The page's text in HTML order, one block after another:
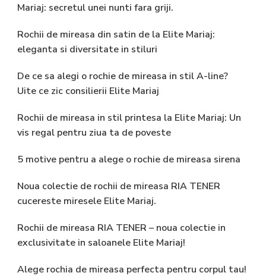
Mariaj: secretul unei nunti fara griji.
Rochii de mireasa din satin de la Elite Mariaj:
eleganta si diversitate in stiluri
De ce sa alegi o rochie de mireasa in stil A-line?
Uite ce zic consilierii Elite Mariaj
Rochii de mireasa in stil printesa la Elite Mariaj: Un
vis regal pentru ziua ta de poveste
5 motive pentru a alege o rochie de mireasa sirena
Noua colectie de rochii de mireasa RIA TENER
cucereste miresele Elite Mariaj.
Rochii de mireasa RIA TENER – noua colectie in
exclusivitate in saloanele Elite Mariaj!
Alege rochia de mireasa perfecta pentru corpul tau!